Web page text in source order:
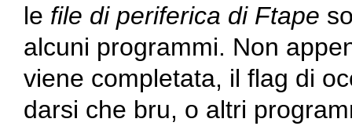
le file di periferica di Ftape
alcuni programmi. Non
viene completata, il flag di
darsi che bru, o altri